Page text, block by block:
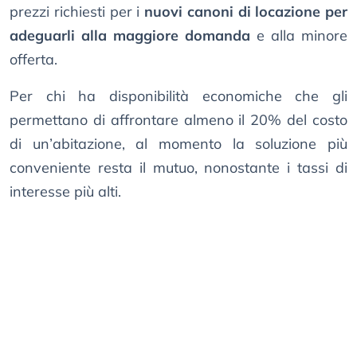
prezzi richiesti per i nuovi canoni di locazione per
adeguarli alla maggiore domanda e alla minore
offerta.
Per chi ha disponibilità economiche che gli
permettano di affrontare almeno il 20% del costo
di un’abitazione, al momento la soluzione più
conveniente resta il mutuo, nonostante i tassi di
interesse più alti.